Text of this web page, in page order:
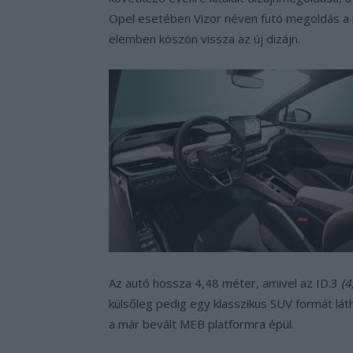
Opel esetében Vizor néven futó megoldás
elemben köszön vissza az új dizájn.
Az autó hossza 4,48 méter, amivel az ID.3
külsőleg pedig egy klasszikus SUV formát
a már bevált MEB platformra épül.